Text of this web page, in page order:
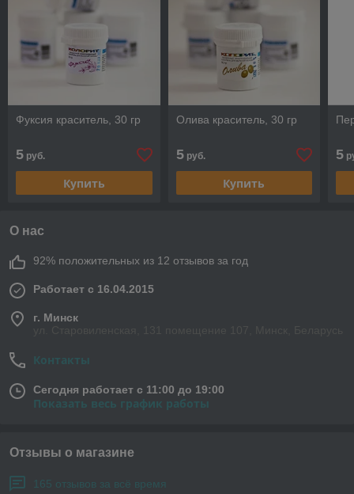
Фуксия краситель, 30 гр
5 руб.
Купить
Олива краситель, 30 гр
5руб.
Купить
5
О нас
92% положительных из 12 отзывов за год
Работает с 16.04.2015
г. Минск
Контакты
Сегодня работает с 11:00 до 19:00
Показать весь график работы
Отзывы о магазине
165 отзывов за всё время